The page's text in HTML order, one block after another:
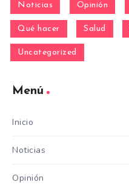
Noticias Opinión
Qué hacer Salud
Uncategorized
Menú
Inicio
Noticias
Opinión